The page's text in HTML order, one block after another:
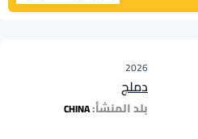
2026
دملج
بلد المنشأ:CHINA